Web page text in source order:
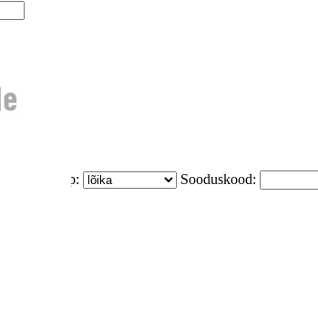
Lõike tüüp: Sooduskood: